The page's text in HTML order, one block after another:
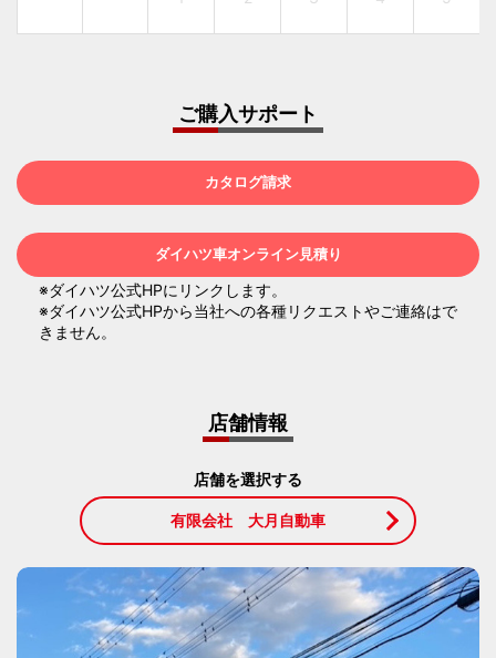
ご購入サポート
カタログ請求
ダイハツ車オンライン見積り
※ダイハツ公式HPにリンクします。
※ダイハツ公式HPから当社への各種リクエストやご連絡はで
きません。
店舗情報
店舗を選択する
有限会社 大月自動車